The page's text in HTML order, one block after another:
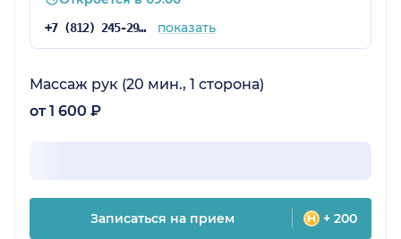
+7 (812) 245-29-05 показать
Массаж рук (20 мин., 1 сторона)
от 1 600 ₽
Записаться на прием + 200